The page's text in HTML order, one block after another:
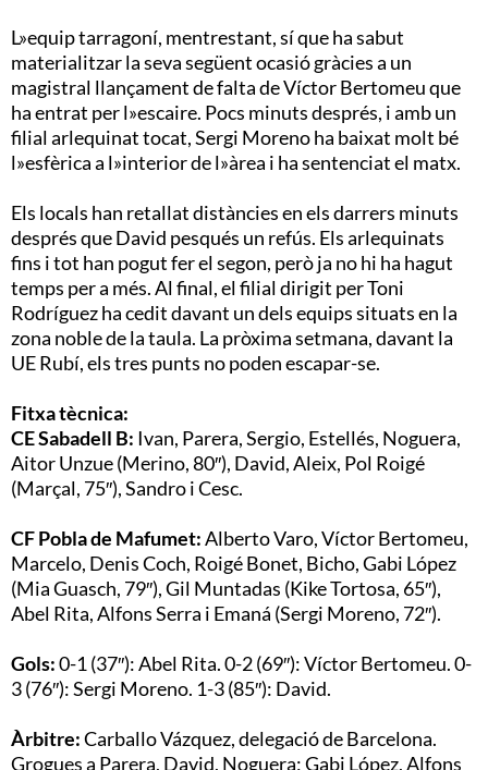
L»equip tarragoní, mentrestant, sí que ha sabut
materialitzar la seva següent ocasió gràcies a un
magistral llançament de falta de Víctor Bertomeu que
ha entrat per l»escaire. Pocs minuts després, i amb un
filial arlequinat tocat, Sergi Moreno ha baixat molt bé
l»esfèrica a l»interior de l»àrea i ha sentenciat el matx.
Els locals han retallat distàncies en els darrers minuts
després que David pesqués un refús. Els arlequinats
fins i tot han pogut fer el segon, però ja no hi ha hagut
temps per a més. Al final, el filial dirigit per Toni
Rodríguez ha cedit davant un dels equips situats en la
zona noble de la taula. La pròxima setmana, davant la
UE Rubí, els tres punts no poden escapar-se.
Fitxa tècnica:
CE Sabadell B: Ivan, Parera, Sergio, Estellés, Noguera,
Aitor Unzue (Merino, 80″), David, Aleix, Pol Roigé
(Marçal, 75″), Sandro i Cesc.
CF Pobla de Mafumet:Alberto Varo, Víctor Bertomeu,
Marcelo, Denis Coch, Roigé Bonet, Bicho, Gabi López
(Mia Guasch, 79″), Gil Muntadas (Kike Tortosa, 65″),
Abel Rita, Alfons Serra i Emaná (Sergi Moreno, 72″).
Gols:0-1 (37″): Abel Rita. 0-2 (69″): Víctor Bertomeu. 0-
3 (76″): Sergi Moreno. 1-3 (85″): David.
Àrbitre:Carballo Vázquez, delegació de Barcelona.
Grogues a Parera, David, Noguera; Gabi López, Alfons